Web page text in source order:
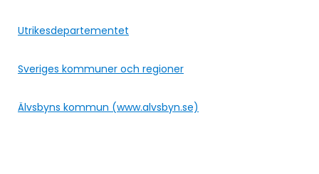
Utrikesdepartementet
Sveriges kommuner och regioner
Älvsbyns kommun (www.alvsbyn.se)